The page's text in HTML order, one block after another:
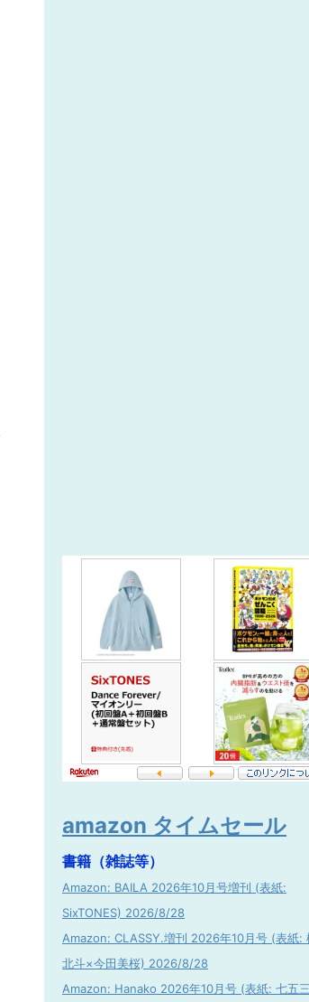
amazon タイムセール
書籍（雑誌等）
Amazon: BAILA 2026年10月号増刊 (表紙:
SixTONES) 2026/8/28
Amazon: CLASSY.増刊 2026年10月号 (表紙:
北斗×今田美桜) 2026/8/28
Amazon: Hanako 2026年10月号 (表紙: 七五